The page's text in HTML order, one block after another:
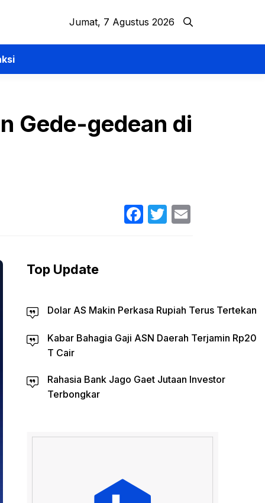
Jumat, 7 Agustus 2026
Gede-gedean di
Facebook
Twitter
Top Update
Dolar AS Makin Perkasa Rupiah Terus Tertekan
Kabar Bahagia Gaji ASN Daerah Terjamin Rp20
T Cair
Rahasia Bank Jago Gaet Jutaan Investor
Terbongkar